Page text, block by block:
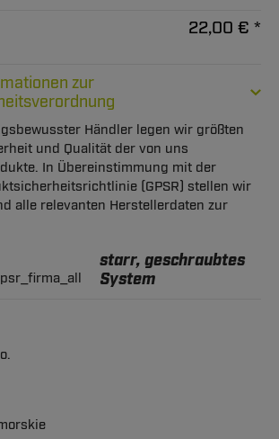
22,00 € *
zur
Händler legen wir größten
und Qualität der von uns
In Übereinstimmung mit der
(GPSR) stellen wir
alle relevanten Herstellerdaten zur
starr, geschraubtes
System